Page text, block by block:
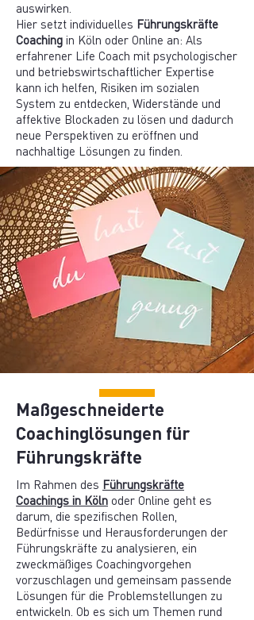
auswirken.
Hier setzt individuelles Führungskräfte
Coaching in Köln oder Online an: Als
erfahrener Life Coach mit psychologischer
und betriebswirtschaftlicher Expertise
kann ich helfen, Risiken im sozialen
System zu entdecken, Widerstände und
affektive Blockaden zu lösen und dadurch
neue Perspektiven zu eröffnen und
nachhaltige Lösungen zu finden.
Maßgeschneiderte
Coachinglösungen für
Führungskräfte
Im Rahmen des Führungskräfte
Coachings in Köln oder Online geht es
darum, die spezifischen Rollen,
Bedürfnisse und Herausforderungen der
Führungskräfte zu analysieren, ein
zweckmäßiges Coachingvorgehen
vorzuschlagen und gemeinsam passende
Lösungen für die Problemstellungen zu
entwickeln. Ob es sich um Themen rund